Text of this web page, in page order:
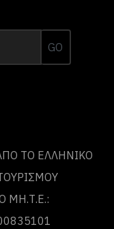
GO
ΤO ΕΛΛΗΝΙΚΟ
ΜΗ.Τ.Ε.: